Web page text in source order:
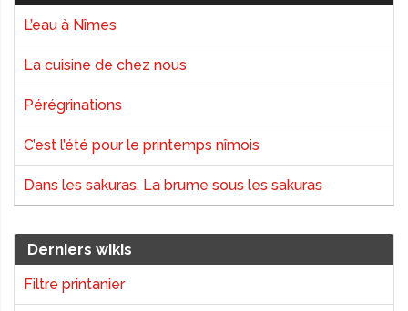
L’eau à Nîmes
La cuisine de chez nous
Pérégrinations
C’est l’été pour le printemps nîmois
Dans les sakuras, La brume sous les sakuras
Derniers wikis
Filtre printanier